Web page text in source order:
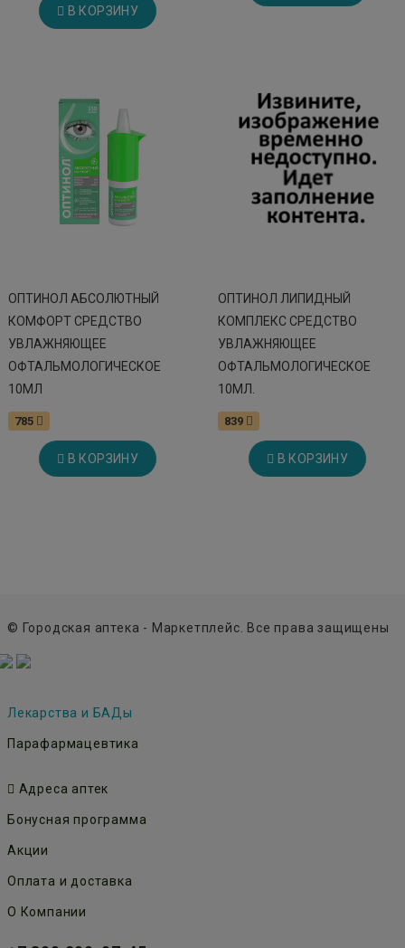
В КОРЗИНУ
ОПТИНОЛ АБСОЛЮТНЫЙ
КОМФОРТ СРЕДСТВО
УВЛАЖНЯЮЩЕЕ
ОФТАЛЬМОЛОГИЧЕСКОЕ
10МЛ
785
В КОРЗИНУ
ОПТИНОЛ ЛИПИДНЫЙ
КОМПЛЕКС СРЕДСТВО
УВЛАЖНЯЮЩЕЕ
ОФТАЛЬМОЛОГИЧЕСКОЕ
10МЛ.
839
В КОРЗИНУ
© Городская аптека - Маркетплейс. Все права защищены
Лекарства и БАДы
Парафармацевтика
Адреса аптек
Бонусная программа
Акции
Оплата и доставка
О Компании